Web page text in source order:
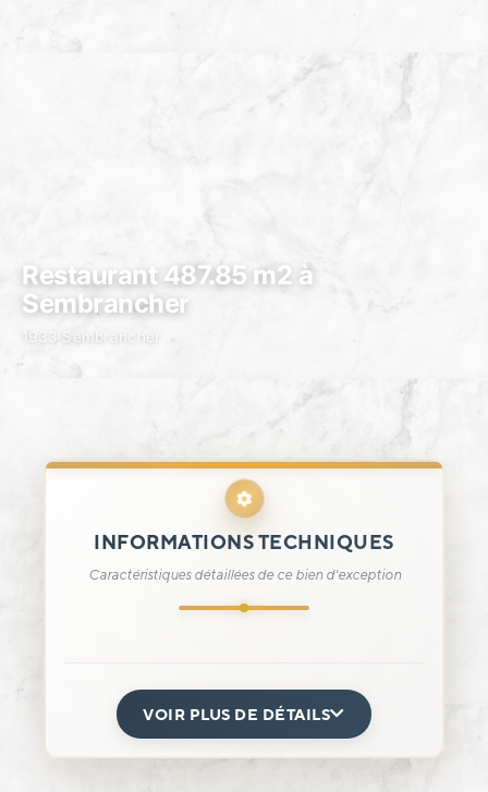
Restaurant 487.85 m2 à
Sembrancher
1933 Sembrancher
INFORMATIONS TECHNIQUES
Caractéristiques détaillées de ce bien d'exception
VOIR PLUS DE DÉTAILS